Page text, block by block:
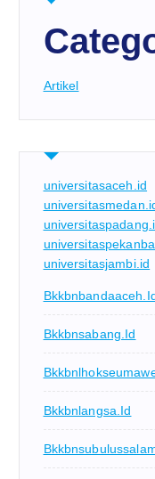
Artikel
universitasaceh.id
universitasjambi.id
Bkkbnsabang.id
Bkkbnlangsa.id